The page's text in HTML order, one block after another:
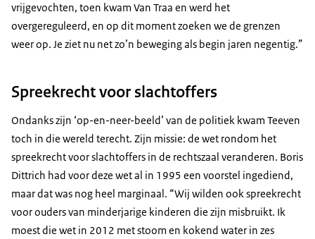
vrijgevochten, toen kwam Van Traa en werd het
overgereguleerd, en op dit moment zoeken we de grenzen
weer op. Je ziet nu net zo’n beweging als begin jaren negentig.”
Spreekrecht voor slachtoffers
Ondanks zijn ‘op-en-neer-beeld’ van de politiek kwam Teeven
toch in die wereld terecht. Zijn missie: de wet rondom het
spreekrecht voor slachtoffers in de rechtszaal veranderen. Boris
Dittrich had voor deze wet al in 1995 een voorstel ingediend,
maar dat was nog heel marginaal. “Wij wilden ook spreekrecht
voor ouders van minderjarige kinderen die zijn misbruikt. Ik
moest die wet in 2012 met stoom en kokend water in zes